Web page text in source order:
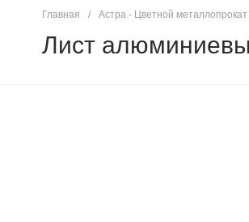
Главная / Астра - Цветной металлопрокат
Лист